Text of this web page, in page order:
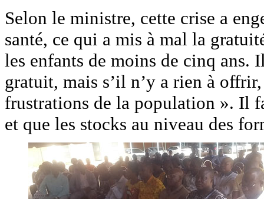
Selon le ministre, cette crise a
santé, ce qui a mis à mal la
les enfants de moins de cinq ans.
gratuit, mais s’il n’y a rien à
frustrations de la population ». Il
et que les stocks au niveau des